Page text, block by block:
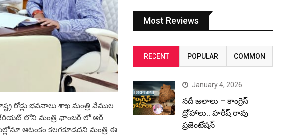
రోడ్లు భవనాలు శాఖ మంత్రి వేముల
లోని మంత్రి ఛాంబర్ లో ఆర్
ఆటంకం కలగకూడదని మంత్రి ఈ
Most Reviews
RECENT POPULAR COMMON
January 4, 2026
నదీ జలాలు – కాంగ్రెస్
ద్రోహాలు.. హరీష్ రావు
ప్రజెంటేషన్